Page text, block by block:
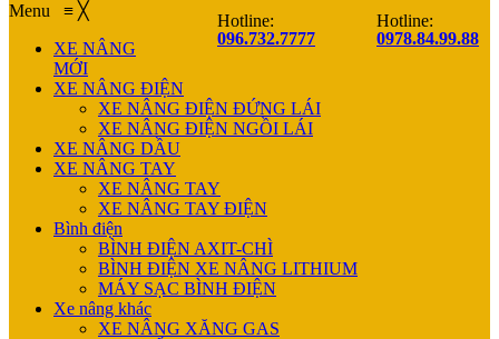
Hotline:
096.732.7777
Hotline:
0978.84.99.88
Menu ≡ ╳
XE NÂNG
MỚI
XE NÂNG ĐIỆN
XE NÂNG ĐIỆN ĐỨNG LÁI
XE NÂNG ĐIỆN NGỒI LÁI
XE NÂNG DẦU
XE NÂNG TAY
XE NÂNG TAY
XE NÂNG TAY ĐIỆN
Bình điện
BÌNH ĐIỆN AXIT-CHÌ
BÌNH ĐIỆN XE NÂNG LITHIUM
MÁY SẠC BÌNH ĐIỆN
Xe nâng khác
XE NÂNG XĂNG GAS